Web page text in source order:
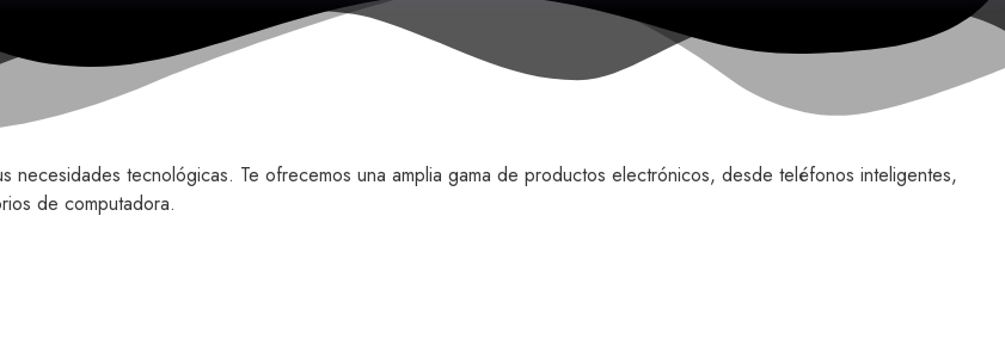
tecnológicas. Te ofrecemos una amplia gama de productos electrónicos, desde teléfonos inteligentes,
de computadora.